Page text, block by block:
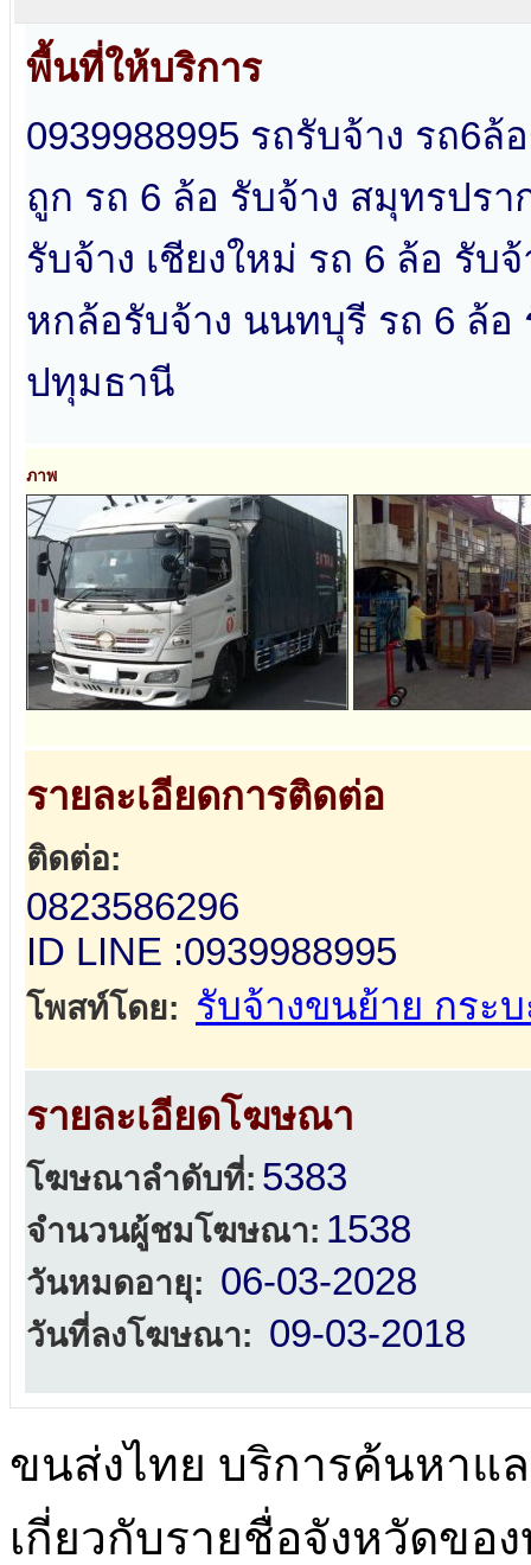
พื้นที่ให้บริการ
0939988995 รถรับจ้าง รถ6
ถูก รถ 6 ล้อ รับจ้าง สมุทรปร
รับจ้าง เชียงใหม่ รถ 6 ล้อ รับ
หกล้อรับจ้าง นนทบุรี รถ 6 ล้อ
ปทุมธานี
ภาพ
รายละเอียดการติดต่อ
ติดต่อ:
0823586296
ID LINE :0939988995
โพสท์โดย: รับจ้างขนย้าย กระ
รายละเอียดโฆษณา
โฆษณาลำดับที่: 5383
จำนวนผู้ชมโฆษณา: 1538
วันหมดอายุ: 06-03-2028
วันที่ลงโฆษณา: 09-03-2018
ขนส่งไทย บริการค้นหาแ
เกี่ยวกับรายชื่อจังหวัดขอ